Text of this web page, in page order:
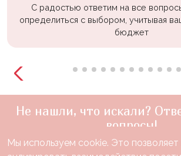
С радостью ответим на все
определиться с выбором, учитывая
бюджет
Не нашли, что искали?
вопросы!
+7(910)888-48-
Мы используем cookie. Это позволяет